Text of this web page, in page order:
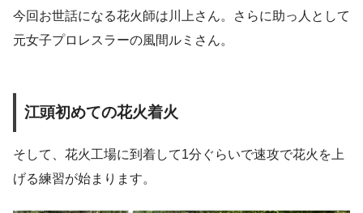
今回お世話になる花火師は川上さん。さらに助っ人として
元女子プロレスラーの風間ルミさん。
江頭初めての花火着火
そして、花火工場に到着して1分ぐらいで速攻で花火を上
げる練習が始まります。